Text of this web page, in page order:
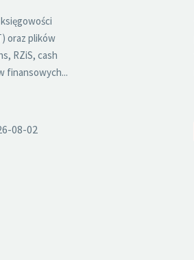
oraz plików
RZiS, cash
finansowych...
08-02